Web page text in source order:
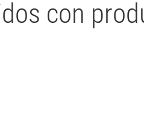
con